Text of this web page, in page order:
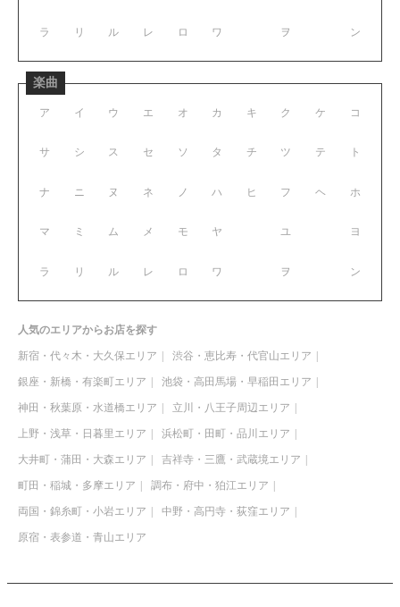
ラ リ ル レ ロ ワ ヲ ン
楽曲
ア イ ウ エ オ
サ シ ス セ ソ
ナ ニ ヌ ネ ノ
マ ミ ム メ モ
ラ リ ル レ ロ
カ キ ク ケ コ
タ チ ツ テ ト
ハ ヒ フ ヘ ホ
ヤ ユ ヨ
ワ ヲ ン
人気のエリアからお店を探す
新宿・代々木・大久保エリア 渋谷・恵比寿・代官山エリア
銀座・新橋・有楽町エリア 池袋・高田馬場・早稲田エリア
神田・秋葉原・水道橋エリア 立川・八王子周辺エリア
上野・浅草・日暮里エリア 浜松町・田町・品川エリア
大井町・蒲田・大森エリア 吉祥寺・三鷹・武蔵境エリア
町田・稲城・多摩エリア 調布・府中・狛江エリア
両国・錦糸町・小岩エリア 中野・高円寺・荻窪エリア
原宿・表参道・青山エリア